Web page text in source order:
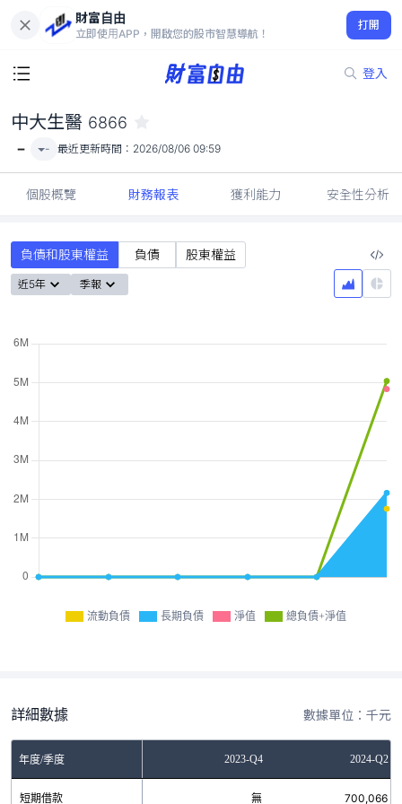
財富自由
立即使用APP，開啟您的股市智慧導航！
打開
登入
-
中大生醫 6866
- - 最近更新時間： 2026/08/06 09:59
個股概覽 財務報表 獲利能力 安全性分析
負債和股東權益 負債 股東權益
近5年 季報
流動負債 長期負債 淨值 總負債+淨值
詳細數據 數據單位：千元
年度/季度 2023-Q4 2024-Q2
短期借款 無 700,066